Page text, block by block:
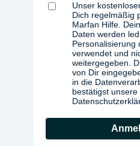
Unser
Dich regelmäßig
Marfan Hilfe.
Daten werden
Personalisierung
verwendet und
weitergegeben.
von Dir
in die
bestätigst unsere